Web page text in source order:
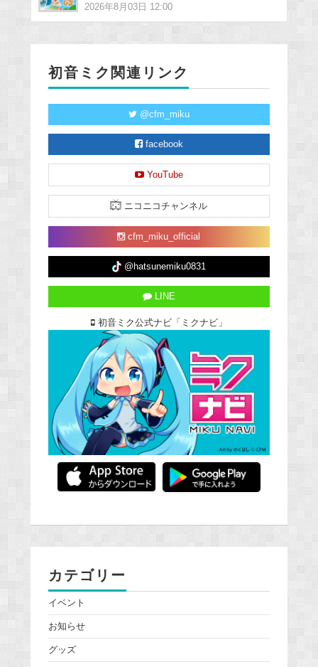
2026年8月03日 12:00
初音ミク関連リンク
@cfm_miku
facebook
YouTube
ニコニコチャンネル
cfm_miku_official
@hatsunemiku0831
LINE
初音ミク公式ナビ「ミクナビ」
カテゴリー
イベント
お知らせ
グッズ